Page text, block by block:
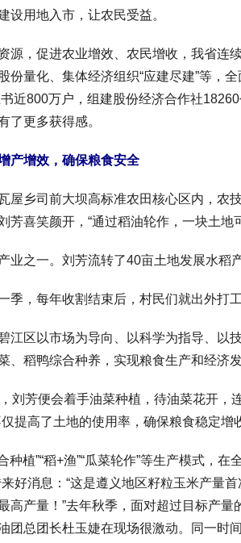
设用地入市，让农民受益。
，促进农业增效、农民增收，我省连
份量化、集体经济组织“应建尽建”等，
近800万户，组建股份经济合作社
了更多获得感。
产增效，确保粮食安全
乡司前大坝高标准农田核心区内，农
芳喜笑颜开，“通过稻油轮作，一块土地
之一。刘芳流转了40亩土地发展水稻产
，每年收割结束后，村民们就出外打工
区以市场为导向、以科学为指导、以
、稻鸭综合种养，实现粮食生产和经济发
芳便会着手油菜种植，待油菜花开，
提高了土地的使用率，确保粮食稳定增
植”“稻+渔”“瓜菜轮作”等生产模式，在
好消息：“这是遵义地区籽粒玉米产量
高产量！”去年秋季，面对超过目标产
团总团长杜玉婕在现场很激动。同一时